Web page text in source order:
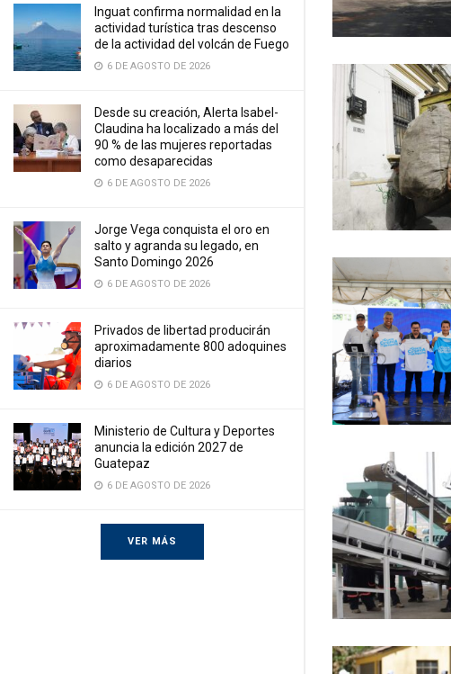
Inguat confirma normalidad en la
actividad turística tras descenso
de la actividad del volcán de Fuego
6 DE AGOSTO DE 2026
Desde su creación, Alerta Isabel-
Claudina ha localizado a más del
90 % de las mujeres reportadas
como desaparecidas
6 DE AGOSTO DE 2026
Jorge Vega conquista el oro en
salto y agranda su legado, en
Santo Domingo 2026
6 DE AGOSTO DE 2026
Privados de libertad producirán
aproximadamente 800 adoquines
diarios
6 DE AGOSTO DE 2026
Ministerio de Cultura y Deportes
anuncia la edición 2027 de
Guatepaz
6 DE AGOSTO DE 2026
VER MÁS